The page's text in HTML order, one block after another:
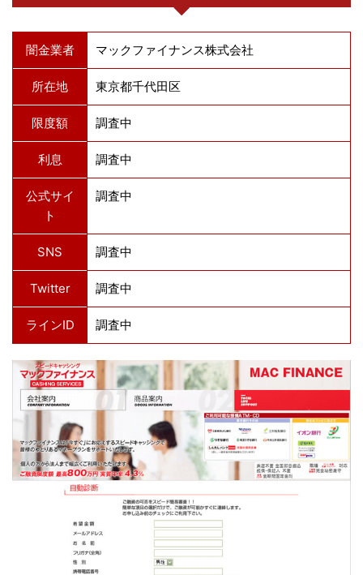
闇金業者 マックファイナンス株式会社
所在地 東京都千代田区
限度額 調査中
利息 調査中
公式サイ
ト
調査中
SNS 調査中
Twitter 調査中
ラインID 調査中